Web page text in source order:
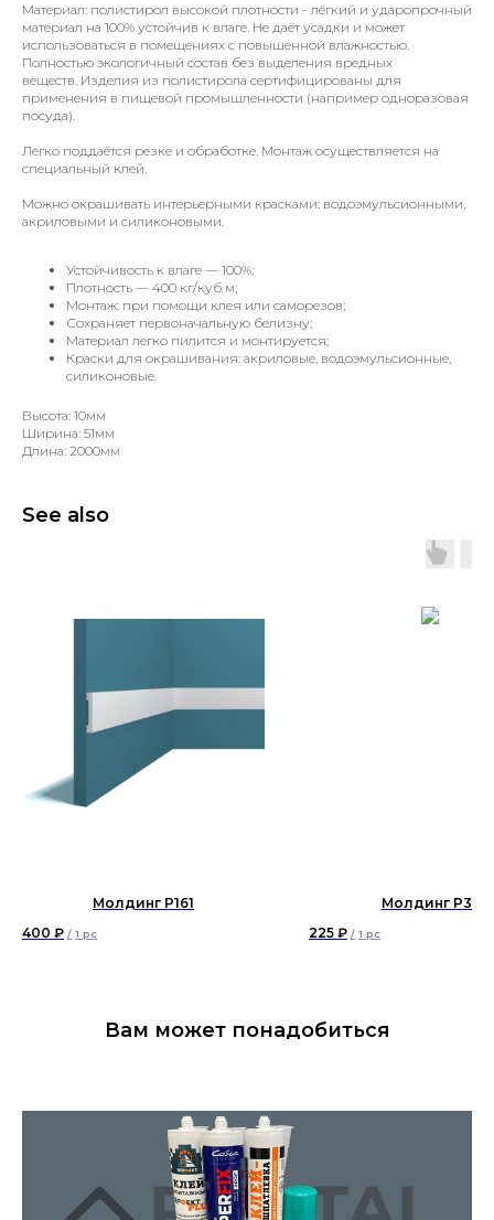
Материал: полистирол высокой плотности - лёгкий и ударопрочный
материал на 100% устойчив к влаге. Не даёт усадки и может
использоваться в помещениях с повышенной влажностью.
Полностью экологичный состав без выделения вредных
веществ. Изделия из полистирола сертифицированы для
применения в пищевой промышленности (например одноразовая
посуда).
Легко поддаётся резке и обработке. Монтаж осуществляется на
специальный клей.
Можно окрашивать интерьерными красками: водоэмульсионными,
акриловыми и силиконовыми.
Устойчивость к влаге — 100%;
Плотность — 400 кг/куб м;
Монтаж: при помощи клея или саморезов;
Сохраняет первоначальную белизну;
Материал легко пилится и монтируется;
Краски для окрашивания: акриловые, водоэмульсионные,
силиконовые.
Высота: 10мм
Ширина: 51мм
Длина: 2000мм
See also
Молдинг P161
400 ₽ / 1 pc
Молдинг P35
225 ₽ / 1 pc
Вам может понадобиться